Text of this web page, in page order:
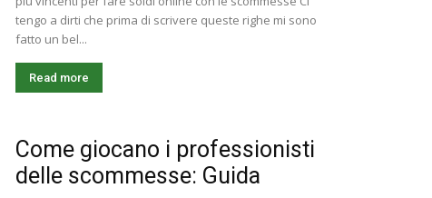
tengo a dirti che prima di scrivere queste righe mi sono
fatto un bel...
Read more
Come giocano i professionisti
delle scommesse: Guida